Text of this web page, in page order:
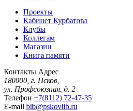
Проекты
Кабинет Курбатова
Клубы
Коллегам
Магазин
Книга памяти
Контакты Адрес
180000, г. Псков,
ул. Профсоюзная, д. 2
Телефон +7(8112) 72-47-35
E-mail bib@pskovlib.ru